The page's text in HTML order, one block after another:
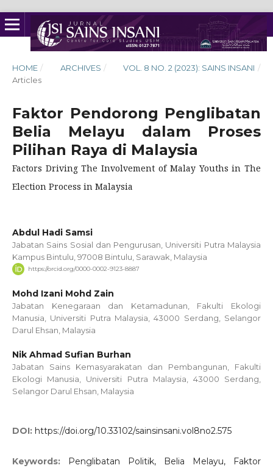
HOME / ARCHIVES / VOL. 8 NO. 2 (2023): SAINS INSANI /
Articles
Faktor Pendorong Penglibatan
Belia Melayu dalam Proses
Pilihan Raya di Malaysia
Factors Driving The Involvement of Malay Youths in The
Election Process in Malaysia
Abdul Hadi Samsi
Jabatan Sains Sosial dan Pengurusan, Universiti Putra Malaysia
Kampus Bintulu, 97008 Bintulu, Sarawak, Malaysia
https://orcid.org/0000-0002-9123-8887
Mohd Izani Mohd Zain
Jabatan Kenegaraan dan Ketamadunan, Fakulti Ekologi
Manusia, Universiti Putra Malaysia, 43000 Serdang, Selangor
Darul Ehsan, Malaysia
Nik Ahmad Sufian Burhan
Jabatan Sains Kemasyarakatan dan Pembangunan, Fakulti
Ekologi Manusia, Universiti Putra Malaysia, 43000 Serdang,
Selangor Darul Ehsan, Malaysia
DOI: https://doi.org/10.33102/sainsinsani.vol8no2.575
Keywords:
Penglibatan Politik, Belia Melayu, Faktor